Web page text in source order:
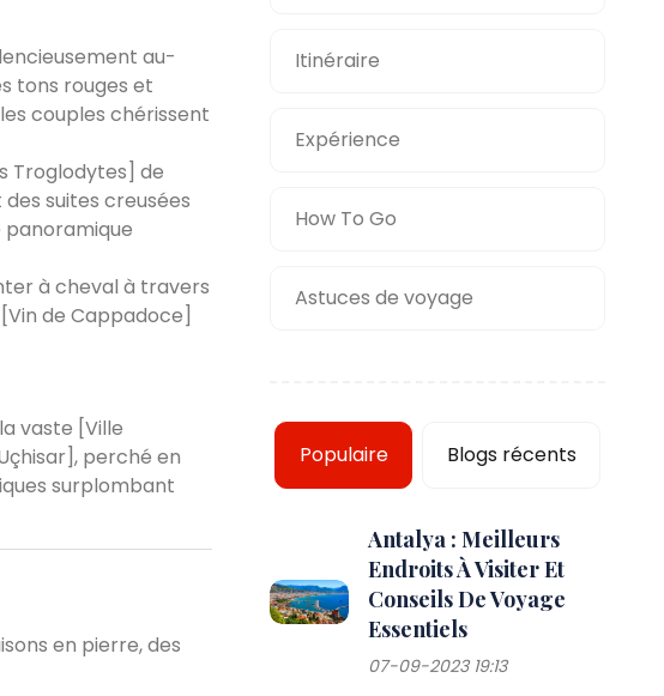
au-
tons rouges et
couples chérissent
Troglodytes] de
suites creusées
panoramique
à cheval à travers
de Cappadoce]
vaste [Ville
perché en
surplombant
en pierre, des
Itinéraire
Expérience
How To Go
Astuces de voyage
Populaire Blogs récents
Antalya : Meilleurs
Endroits À Visiter Et
Conseils De Voyage
Essentiels
07-09-2023 19:13